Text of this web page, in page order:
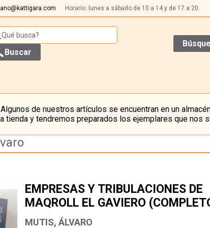
Horario: lunes a sábado de 10 a 14 y de 17 a 20.
Algunos de nuestros artículos se encuentran en un
tienda y tendremos preparados los ejemplares que nos
EMPRESAS Y TRIBULACIONES DE
MAQROLL EL GAVIERO
MUTIS, ÁLVARO